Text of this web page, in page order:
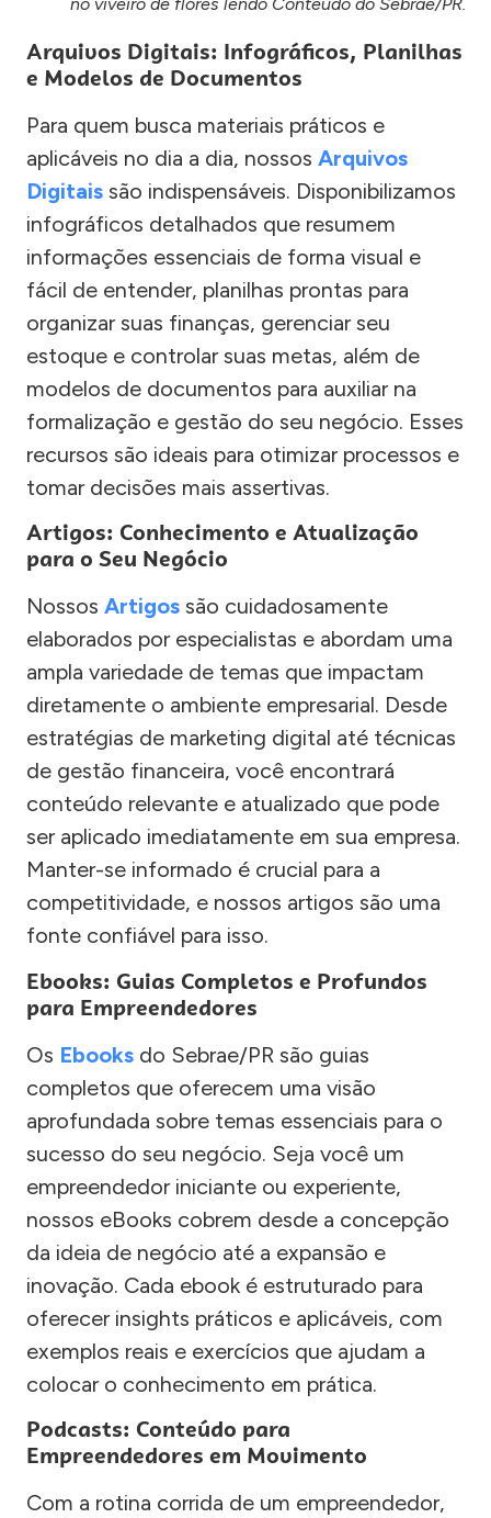
Arquivos Digitais: Infográficos, Planilhas
e Modelos de Documentos
Para quem busca materiais práticos e
aplicáveis no dia a dia, nossos Arquivos
Digitais são indispensáveis. Disponibilizamos
infográficos detalhados que resumem
informações essenciais de forma visual e
fácil de entender, planilhas prontas para
organizar suas finanças, gerenciar seu
estoque e controlar suas metas, além de
modelos de documentos para auxiliar na
formalização e gestão do seu negócio. Esses
recursos são ideais para otimizar processos e
tomar decisões mais assertivas.
Artigos: Conhecimento e Atualização
para o Seu Negócio
Nossos Artigos são cuidadosamente
elaborados por especialistas e abordam uma
ampla variedade de temas que impactam
diretamente o ambiente empresarial. Desde
estratégias de marketing digital até técnicas
de gestão financeira, você encontrará
conteúdo relevante e atualizado que pode
ser aplicado imediatamente em sua empresa.
Manter-se informado é crucial para a
competitividade, e nossos artigos são uma
fonte confiável para isso.
Ebooks: Guias Completos e Profundos
para Empreendedores
Os Ebooks do Sebrae/PR são guias
completos que oferecem uma visão
aprofundada sobre temas essenciais para o
sucesso do seu negócio. Seja você um
empreendedor iniciante ou experiente,
nossos eBooks cobrem desde a concepção
da ideia de negócio até a expansão e
inovação. Cada ebook é estruturado para
oferecer insights práticos e aplicáveis, com
exemplos reais e exercícios que ajudam a
colocar o conhecimento em prática.
Podcasts: Conteúdo para
Empreendedores em Movimento
Com a rotina corrida de um empreendedor,